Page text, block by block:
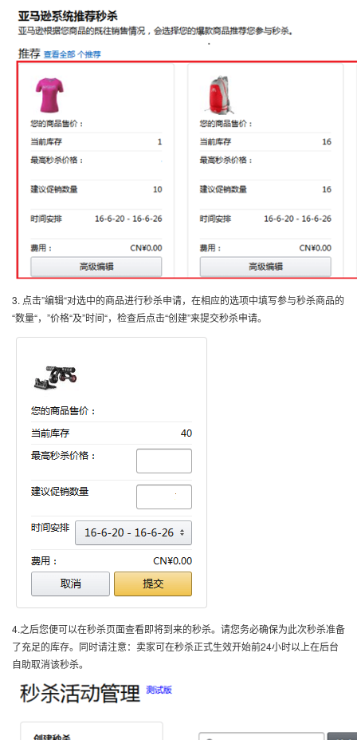
3. 点击”编辑“对选中的商品进行秒杀申请，在相应的选项中填写参与秒杀商品的
“数量“，”价格“及”时间“，检查后点击“创建”来提交秒杀申请。
4.之后您便可以在秒杀页面查看即将到来的秒杀。请您务必确保为此次秒杀准备
了充足的库存。同时请注意：卖家可在秒杀正式生效开始前24小时以上在后台
自助取消该秒杀。